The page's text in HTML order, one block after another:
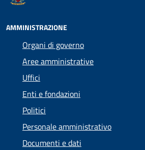
AMMINISTRAZIONE
Organi di governo
Aree amministrative
Uffici
Enti e fondazioni
Politici
Personale amministrativo
Documenti e dati